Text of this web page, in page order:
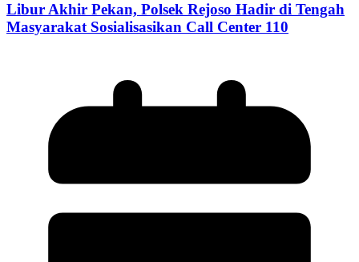
Libur Akhir Pekan, Polsek Rejoso Hadir di Tengah
Masyarakat Sosialisasikan Call Center 110